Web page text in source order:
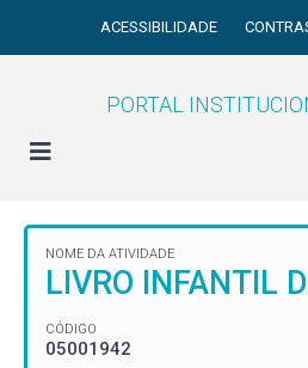
ACESSIBILIDADE
PORTAL
NOME DA ATIVIDADE
LIVRO INFANTIL
CÓDIGO
05001942